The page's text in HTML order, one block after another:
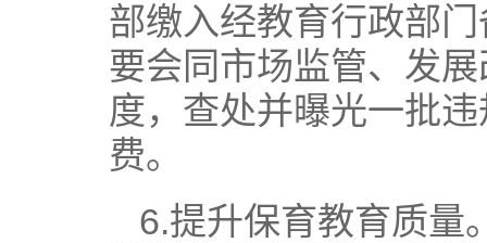
部缴入经教育行政部
要会同市场监管、发
度，查处并曝光一批
费。
6.提升保育教育质量